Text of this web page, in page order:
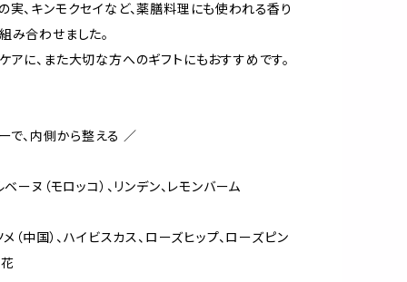
実、キンモクセイなど、薬膳料理にも使われる香り
み合わせました。
アに、また大切な方へのギフトにもおすすめです。
で、内側から整える ／
ベーヌ（モロッコ）、リンデン、レモンバーム
メ（中国）、ハイビスカス、ローズヒップ、ローズピン